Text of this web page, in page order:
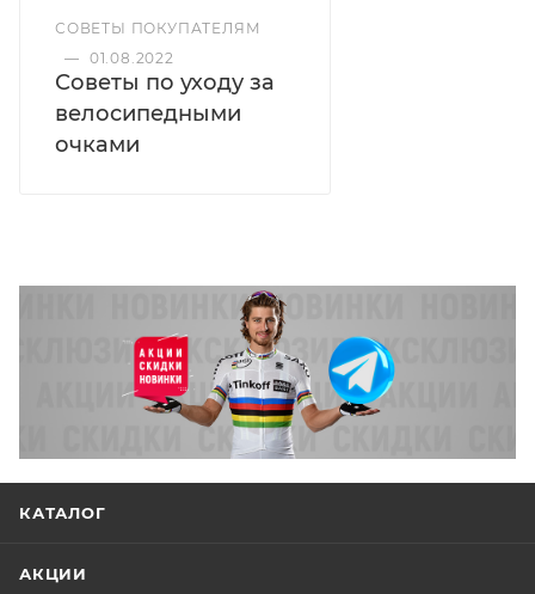
СОВЕТЫ ПОКУПАТЕЛЯМ
— 01.08.2022
Советы по уходу за
велосипедными
очками
КАТАЛОГ
АКЦИИ